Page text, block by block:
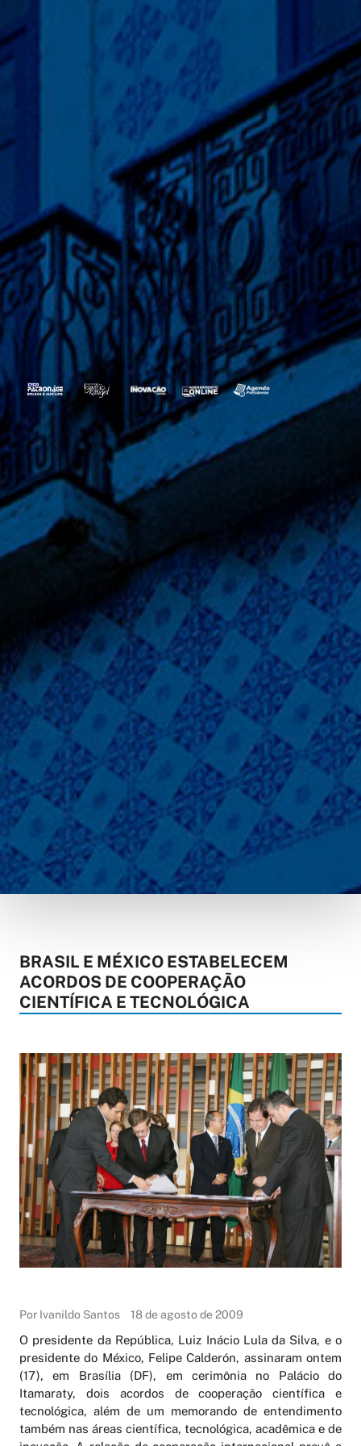
BRASIL E MÉXICO ESTABELECEM
ACORDOS DE COOPERAÇÃO
CIENTÍFICA E TECNOLÓGICA
Por Ivanildo Santos 18 de agosto de 2009
O presidente da República, Luiz Inácio Lula da Silva, e o
presidente do México, Felipe Calderón, assinaram ontem
(17), em Brasília (DF), em cerimônia no Palácio do
Itamaraty, dois acordos de cooperação científica e
tecnológica, além de um memorando de entendimento
também nas áreas científica, tecnológica, acadêmica e de